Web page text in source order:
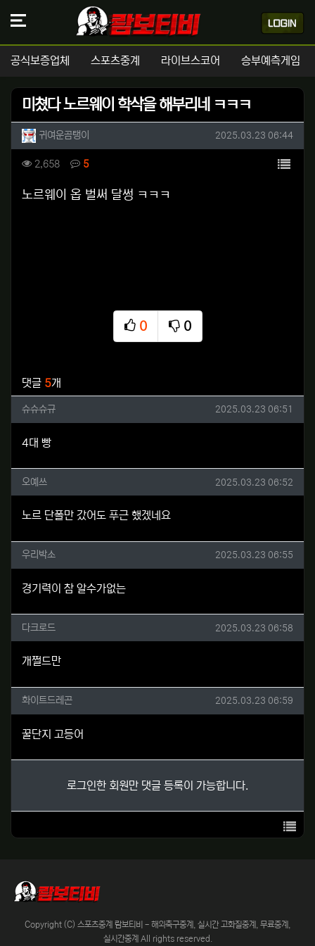
공식보증업체 스포츠중계 라이브스코어 승부예측게임
미쳤다 노르웨이 학삭을 해부리네 ㅋㅋㅋ
작성자 정보
귀여운곰탱이 작성일
2025.03.23 06:44
컨텐츠 정보
2,658조회 5댓글 목록
본문
노르웨이 옵 벌써 달썽 ㅋㅋㅋ
0
추천
0
비추천
댓글 5개
슈슈슈규님의 댓글
슈슈슈규 작성일
2025.03.23 06:51
4대 빵
오예쓰님의 댓글
오예쓰 작성일
2025.03.23 06:52
노르 단폴만 갔어도 푸근 했겠네요
우리박소님의 댓글
우리박소 작성일
2025.03.23 06:55
경기력이 참 알수가없는
다크로드님의 댓글
다크로드 작성일
2025.03.23 06:58
개쩔드만
화이트드레곤님의 댓글
화이트드레곤 작성일
2025.03.23 06:59
꿀단지 고등어
로그인한 회원만 댓글 등록이 가능합니다.
목록
Copyright (C) 스포츠중계 람보티비 - 해외축구중계, 실시간 고화질중계, 무료중계,
실시간중계 All rights reserved.